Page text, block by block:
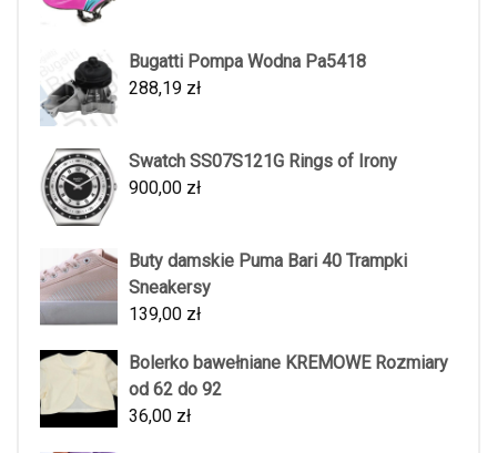
Bugatti Pompa Wodna Pa5418
288,19 zł
Swatch SS07S121G Rings of Irony
900,00 zł
Buty damskie Puma Bari 40 Trampki
Sneakersy
139,00 zł
Bolerko bawełniane KREMOWE Rozmiary
od 62 do 92
36,00 zł